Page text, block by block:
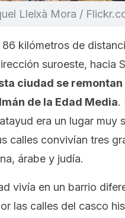
Lleixà Mora /
86 kilómetros de
suroeste, hacia
ciudad se remontan
de la Edad Media.
era un lugar muy
calles convivían tres
árabe y judía.
vivía en un barrio
las calles del casco